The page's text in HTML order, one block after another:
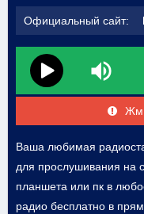
Официальный сайт:
Ваша любимая
для прослушивания на
планшета или пк в
радио бесплатно в